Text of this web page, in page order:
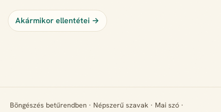
Akármikor ellentétei →
Böngészés betűrendben · Népszerű szavak · Mai szó ·